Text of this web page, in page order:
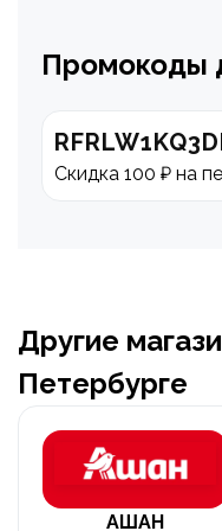
Промокоды
Скидка 100 ₽ на
Другие
Петербурге
АШАН